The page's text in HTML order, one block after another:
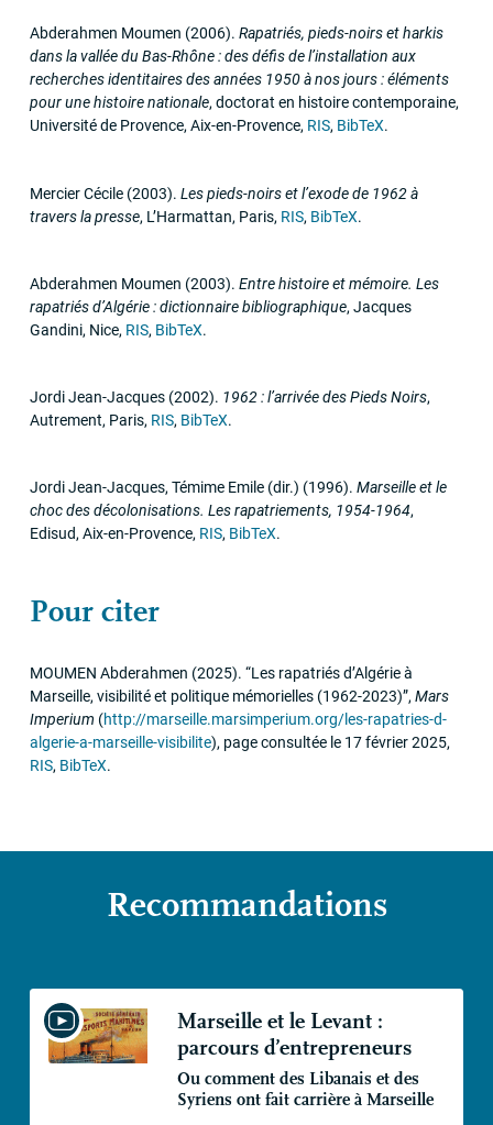
Abderahmen Moumen (2006). Rapatriés, pieds-noirs et harkis
dans la vallée du Bas-Rhône : des défis de l’installation aux
recherches identitaires des années 1950 à nos jours : éléments
pour une histoire nationale,doctorat en histoire contemporaine,
Université de Provence,Aix-en-Provence, RIS, BibTeX.
Mercier Cécile (2003). Les pieds-noirs et l’exode de 1962 à
travers la presse, L’Harmattan, Paris, RIS, BibTeX.
Abderahmen Moumen (2003). Entre histoire et mémoire. Les
rapatriés d’Algérie : dictionnaire bibliographique, Jacques
Gandini, Nice, RIS, BibTeX.
Jordi Jean-Jacques (2002). 1962 : l’arrivée des Pieds Noirs,
Autrement, Paris, RIS, BibTeX.
Jordi Jean-Jacques, Témime Emile (dir.) (1996). Marseille et le
choc des décolonisations. Les rapatriements, 1954-1964,
Edisud, Aix-en-Provence, RIS, BibTeX.
Pour citer
MOUMEN Abderahmen (2025). “Les rapatriés d’Algérie à
Marseille, visibilité et politique mémorielles (1962-2023)”,Mars
Imperium (http://marseille.marsimperium.org/les-rapatries-d-
algerie-a-marseille-visibilite), page consultée le 17 février 2025,
RIS, BibTeX.
Recommandations
Marseille et le Levant :
parcours d’entrepreneurs
Ou comment des Libanais et des
Syriens ont fait carrière à Marseille